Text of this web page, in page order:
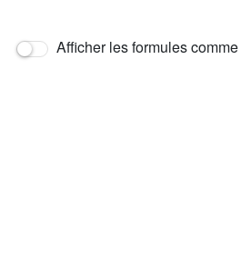
Afficher les formules